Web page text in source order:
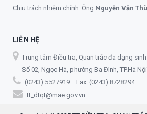
Chịu trách nhiệm chính: Ông Nguyễn Văn
LIÊN HỆ
Trung tâm Điều tra, Quan trắc đa dạng
Số 02, Ngọc Hà, phường Ba Đình, TP.Hà Nội
(0243) 5527919 Fax: (0243) 8728294
tt_dtqt@mae.gov.vn